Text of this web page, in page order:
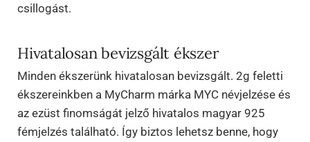
csillogást.
Hivatalosan bevizsgált ékszer
Minden ékszerünk hivatalosan bevizsgált. 2g feletti
ékszereinkben a MyCharm márka MYC névjelzése és
az ezüst finomságát jelző hivatalos magyar 925
fémjelzés található. Így biztos lehetsz benne, hogy